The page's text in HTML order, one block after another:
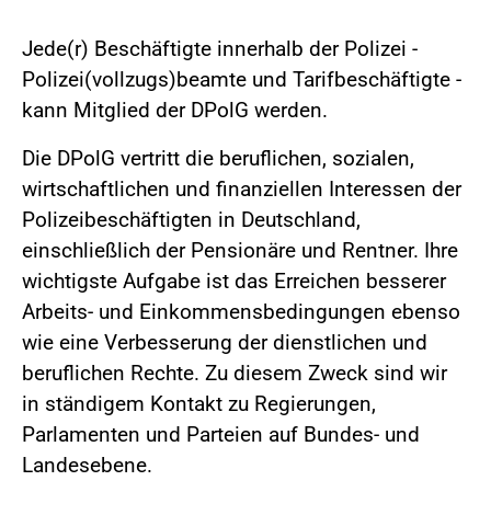
Jede(r) Beschäftigte innerhalb der Polizei -
Polizei(vollzugs)beamte und Tarifbeschäftigte -
kann Mitglied der DPolG werden.
Die DPolG vertritt die beruflichen, sozialen,
wirtschaftlichen und finanziellen Interessen der
Polizeibeschäftigten in Deutschland,
einschließlich der Pensionäre und Rentner. Ihre
wichtigste Aufgabe ist das Erreichen besserer
Arbeits- und Einkommensbedingungen ebenso
wie eine Verbesserung der dienstlichen und
beruflichen Rechte. Zu diesem Zweck sind wir
in ständigem Kontakt zu Regierungen,
Parlamenten und Parteien auf Bundes- und
Landesebene.